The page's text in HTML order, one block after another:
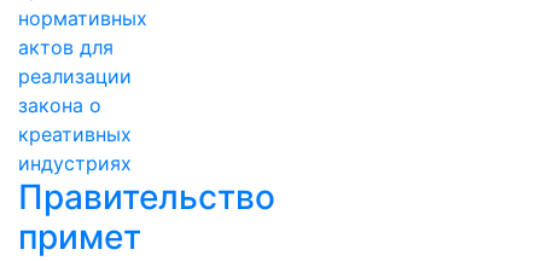
Правительство
примет